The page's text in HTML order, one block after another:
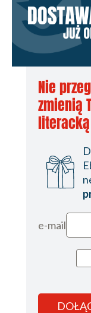
Nie
zmienią
e-mail